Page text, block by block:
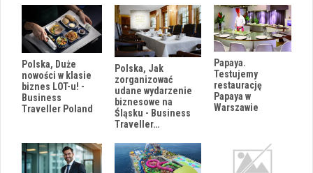
Polska, Duże
nowości w klasie
biznes LOT-u! -
Business
Traveller Poland
Polska, Jak
zorganizować
udane wydarzenie
biznesowe na
Śląsku - Business
Traveller…
Papaya.
Testujemy
restaurację
Papaya w
Warszawie